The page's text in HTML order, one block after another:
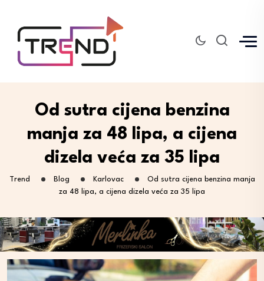
Od sutra cijena benzina
manja za 48 lipa, a cijena
dizela veća za 35 lipa
Trend Blog Karlovac
Od sutra cijena benzina manja
za 48 lipa, a cijena dizela veća za 35 lipa